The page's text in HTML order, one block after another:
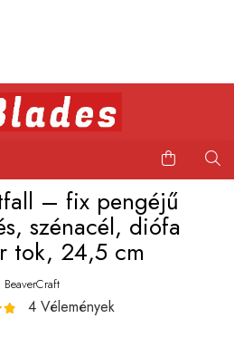
– fix pengéjű
szénacél, diófa
tok, 24,5 cm
BeaverCraft
4 Vélemények